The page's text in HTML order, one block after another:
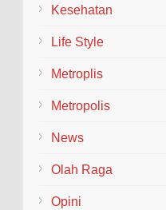
Kesehatan
Life Style
Metroplis
Metropolis
News
Olah Raga
Opini